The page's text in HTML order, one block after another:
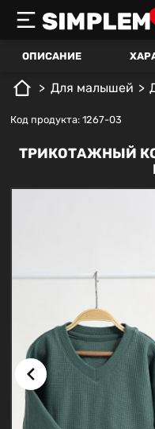
ОПИСАНИЕ
Для малышей
Код продукта: 1267-03
ТРИКОТАЖНЫЙ